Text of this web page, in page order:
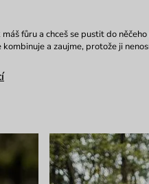
fůru a chceš se pustit do
a zaujme, protože ji